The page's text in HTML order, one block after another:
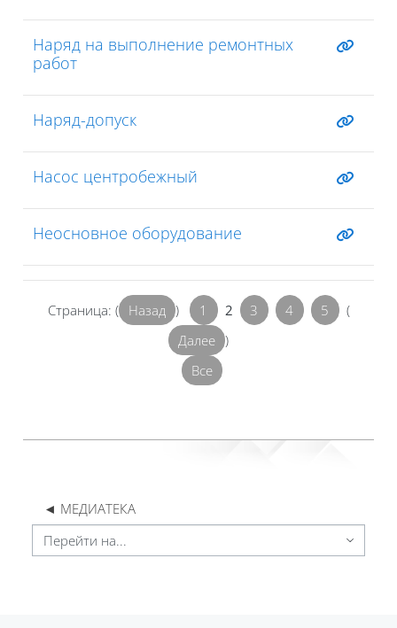
Наряд на выполнение ремонтных
работ
Наряд-допуск
Насос центробежный
Неосновное оборудование
Страница: ( Назад ) 1 2 3 4 5
(
Далее )
Все
◄ МЕДИАТЕКА
Перейти на...